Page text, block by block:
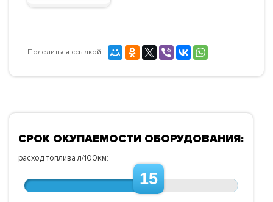
Поделиться ссылкой:
СРОК ОКУПАЕМОСТИ ОБОРУДОВАНИЯ:
расход топлива л/100км:
15